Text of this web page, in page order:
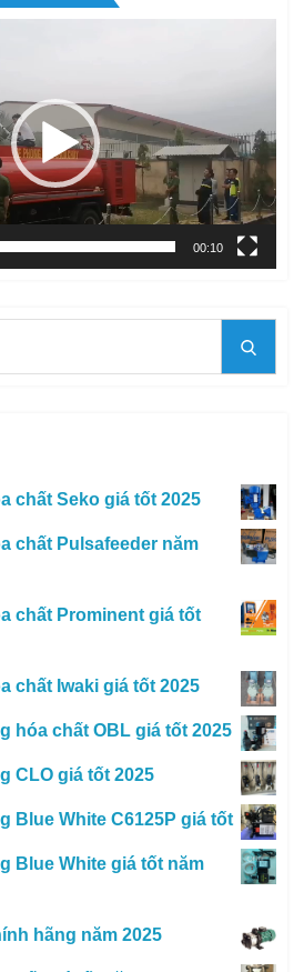
00:10
chất Seko giá tốt 2025
chất Pulsafeeder năm
chất Prominent giá tốt
chất Iwaki giá tốt 2025
hóa chất OBL giá tốt 2025
CLO giá tốt 2025
Blue White C6125P giá tốt
Blue White giá tốt năm
hãng năm 2025